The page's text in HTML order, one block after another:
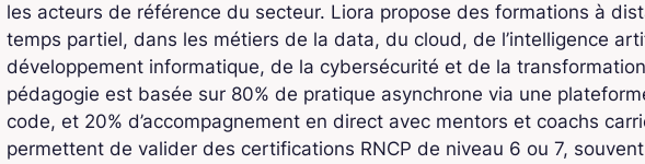
les acteurs de référence du secteur. Liora propose des formations à
temps partiel, dans les métiers de la data, du cloud, de l’intelligence
développement informatique, de la cybersécurité et de la
pédagogie est basée sur 80% de pratique asynchrone via une
code, et 20% d’accompagnement en direct avec mentors et coachs
permettent de valider des certifications RNCP de niveau 6 ou 7, souvent